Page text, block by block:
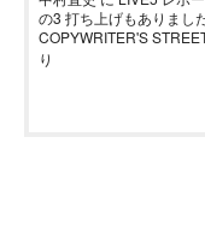
の3 打ち上げもありまし
COPYWRITER'S
り